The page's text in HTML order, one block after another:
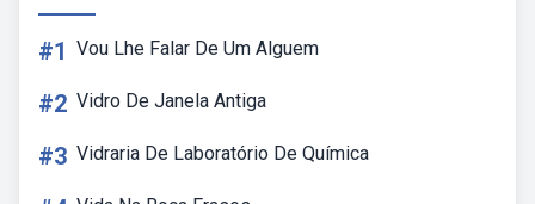
#1 Vou Lhe Falar De Um Alguem
#2 Vidro De Janela Antiga
#3 Vidraria De Laboratório De Química